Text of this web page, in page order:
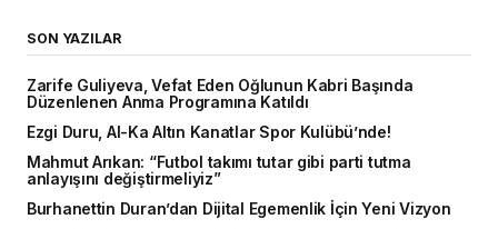
SON YAZILAR
Zarife Guliyeva, Vefat Eden Oğlunun Kabri Başında
Düzenlenen Anma Programına Katıldı
Ezgi Duru, Al-Ka Altın Kanatlar Spor Kulübü’nde!
Mahmut Arıkan: “Futbol takımı tutar gibi parti tutma
anlayışını değiştirmeliyiz”
Burhanettin Duran’dan Dijital Egemenlik İçin Yeni Vizyon